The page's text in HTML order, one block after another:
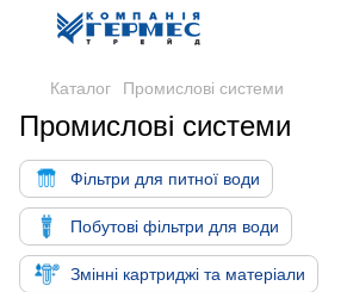
Каталог Промислові системи
Промислові системи
Фільтри для питної води
Побутові фільтри для води
Змінні картриджі та матеріали